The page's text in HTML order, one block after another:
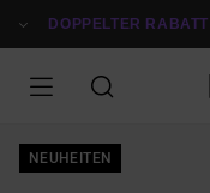
ZUR
DOPPELTER RABATT
NEUHEITEN